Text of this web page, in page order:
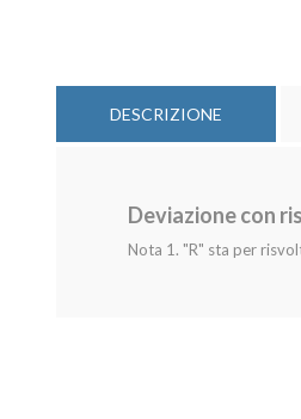
DESCRIZIONE
Deviazione con
Nota 1. "R" sta per